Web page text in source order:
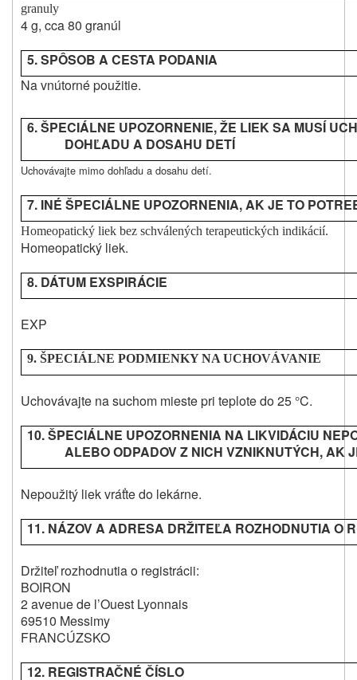
granuly
4 g, cca 80 granúl
5. SPÔSOB A CESTA PODANIA
Na vnútorné použitie.
6. ŠPECIÁLNE UPOZORNENIE, ŽE LIEK SA MUSÍ
DOHĽADU A DOSAHU DETÍ
Uchovávajte mimo dohľadu a dosahu detí.
7. INÉ ŠPECIÁLNE UPOZORNENIA, AK JE TO
Homeopatický liek bez schválených terapeutických indikácií.
Homeopatický liek.
8. DÁTUM EXSPIRÁCIE
EXP
9. ŠPECIÁLNE PODMIENKY NA UCHOVÁVANIE
Uchovávajte na suchom mieste pri teplote do 25 °C.
10. ŠPECIÁLNE UPOZORNENIA NA LIKVIDÁCIU
ALEBO ODPADOV Z NICH VZNIKNUTÝCH, AK
Nepoužitý liek vráťte do lekárne.
11. NÁZOV A ADRESA DRŽITEĽA ROZHODNUTIA O
Držiteľ rozhodnutia o registrácii:
BOIRON
2 avenue de l’Ouest Lyonnais
69510 Messimy
FRANCÚZSKO
12. REGISTRAČNÉ ČÍSLO